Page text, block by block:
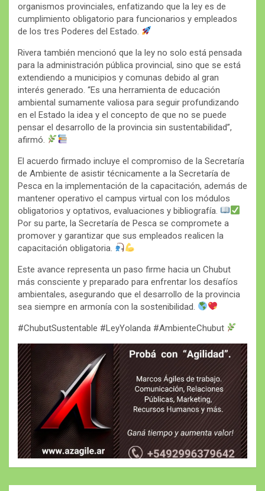
organismos provinciales, enfatizando que la ley es de
cumplimiento obligatorio para funcionarios y empleados
de los tres Poderes del Estado.
Rivera también mencionó que la ley no solo está pensada
para la administración pública provincial, sino que se está
extendiendo a municipios y comunas debido al gran
interés generado. “Es una herramienta de educación
ambiental sumamente valiosa para seguir profundizando
en el Estado la idea y el concepto de que no se puede
pensar el desarrollo de la provincia sin sustentabilidad”,
afirmó.
El acuerdo firmado incluye el compromiso de la Secretaría
de Ambiente de asistir técnicamente a la Secretaría de
Pesca en la implementación de la capacitación, además de
mantener operativo el campus virtual con los módulos
obligatorios y optativos, evaluaciones y bibliografía.
Por su parte, la Secretaría de Pesca se compromete a
promover y garantizar que sus empleados realicen la
capacitación obligatoria.
Este avance representa un paso firme hacia un Chubut
más consciente y preparado para enfrentar los desafíos
ambientales, asegurando que el desarrollo de la provincia
sea siempre en armonía con la sostenibilidad.
#ChubutSustentable #LeyYolanda #AmbienteChubut